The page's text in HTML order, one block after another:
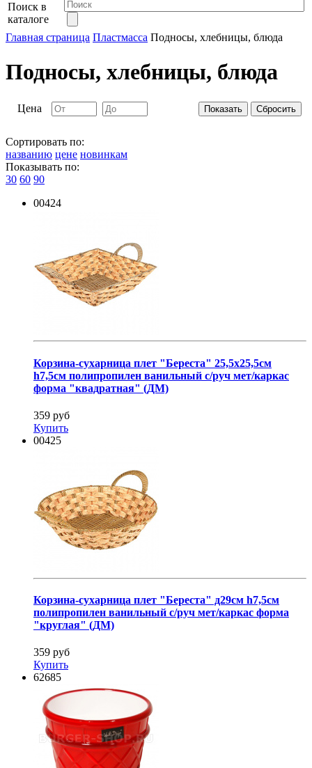
Поиск в
каталоге
Главная страница Пластмасса Подносы, хлебницы, блюда
Подносы, хлебницы, блюда
Цена
Сортировать по:
названию цене новинкам
Показывать по:
30 60 90
00424
Корзина-сухарница плет "Береста" 25,5х25,5см
h7,5см полипропилен ванильный с/руч мет/каркас
форма "квадратная" (ДМ)
359 руб
Купить
00425
Корзина-сухарница плет "Береста" д29см h7,5см
полипропилен ванильный с/руч мет/каркас форма
"круглая" (ДМ)
359 руб
Купить
62685